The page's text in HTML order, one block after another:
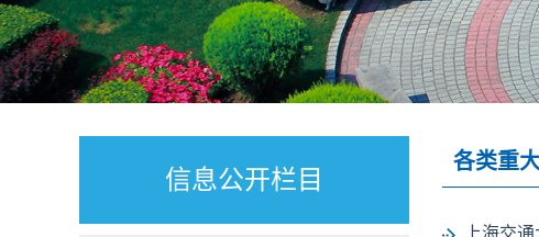
信息公开栏目
各类重